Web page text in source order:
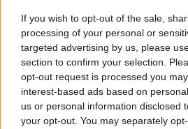
If you wish to opt-out of the sale,
processing of your personal or
targeted advertising by us, please
section to confirm your selection.
opt-out request is processed you
interest-based ads based on
us or personal information disclosed
your opt-out. You may separately
Rugby Paese – Valpolicella
Pesaro Rugby – Rugby
SGD Rugby Casale –
Classifica
Rugby Paese 54